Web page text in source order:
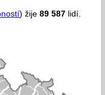
) žije89 587 lidí.